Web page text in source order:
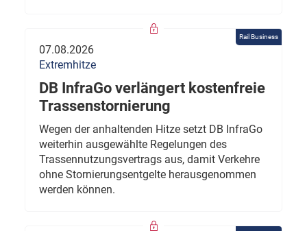
Rail Business
07.08.2026
Extremhitze
DB InfraGo verlängert kostenfreie
Trassenstornierung
Wegen der anhaltenden Hitze setzt DB InfraGo
weiterhin ausgewählte Regelungen des
Trassennutzungsvertrags aus, damit Verkehre
ohne Stornierungsentgelte herausgenommen
werden können.